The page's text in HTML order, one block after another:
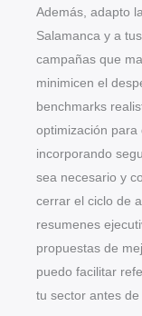
Además, adapto
Salamanca y a
campañas que
minimicen el
benchmarks
optimización para
incorporando
sea necesario y
cerrar el ciclo de
resumenes
propuestas de
puedo facilitar
tu sector antes de